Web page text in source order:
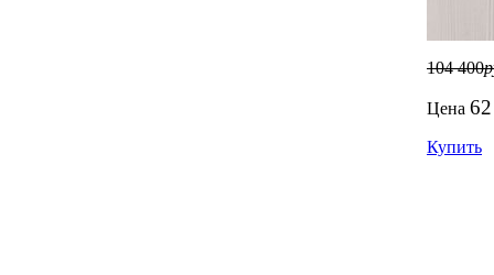
104 400
Цена
Купить